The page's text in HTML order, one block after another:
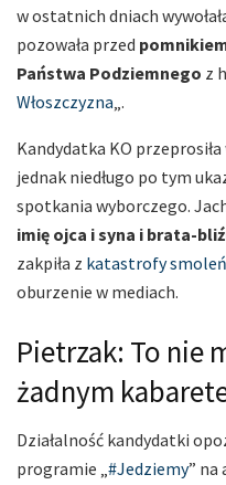
w ostatnich dniach
pozowała przed
Państwa Podziemnego z
Włoszczyzna„.
Kandydatka KO
jednak niedługo po tym
spotkania wyborczego.
imię ojca i syna i brata-
zakpiła z katastrofy
oburzenie w mediach.
Pietrzak: To nie
żadnym
Działalność kandydatki
programie „#Jedziemy” na